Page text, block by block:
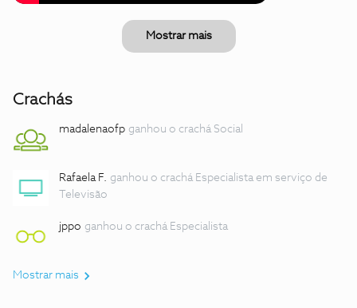
Mostrar mais
Crachás
madalenaofp ganhou o crachá Social
Rafaela F. ganhou o crachá Especialista em serviço de
Televisão
jppo ganhou o crachá Especialista
Mostrar mais